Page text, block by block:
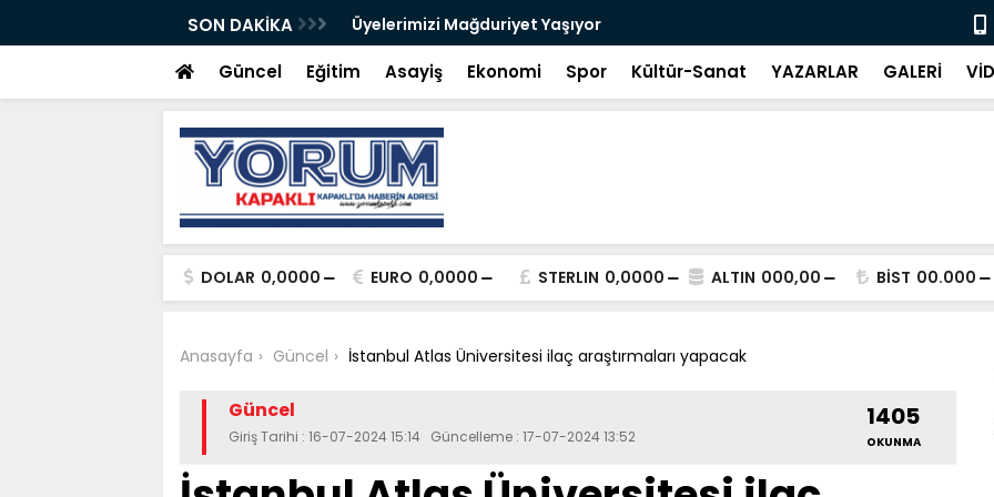
SON DAKİKA Üyelerimizi Mağduriyet Yaşıyor Görüntülü
Güncel Eğitim Asayiş Ekonomi Spor Kültür-Sanat YAZARLAR GALERİ
DOLAR 0,0000 EURO 0,0000 STERLIN 0,0000 ALTIN 000,00 BİST 00.000
Anasayfa Güncel İstanbul Atlas Üniversitesi ilaç araştırmaları yapacak
Güncel
Giriş Tarihi : 16-07-2024 15:14 Güncelleme : 17-07-2024 13:52
1405
OKUNMA